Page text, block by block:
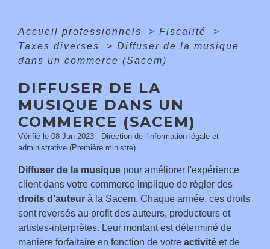
Accueil professionnels > Fiscalité
>
Taxes diverses
> Diffuser de la musique
dans un commerce (Sacem)
DIFFUSER DE LA
MUSIQUE DANS UN
COMMERCE (SACEM)
Vérifié le 08 Jun 2023 - Direction de l'information légale et
administrative (Première ministre)
Diffuser de la musique pour améliorer l'expérience
client dans votre commerce implique de régler des
droits d'auteur à la Sacem. Chaque année, ces droits
sont reversés au profit des auteurs, producteurs et
artistes-interprètes. Leur montant est déterminé de
manière forfaitaire en fonction de votre activité et de